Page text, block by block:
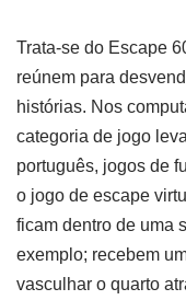
Trata-se do Escape
reúnem para
histórias. Nos
categoria de jogo
português, jogos de
o jogo de escape
ficam dentro de uma
exemplo; recebem
vasculhar o quarto